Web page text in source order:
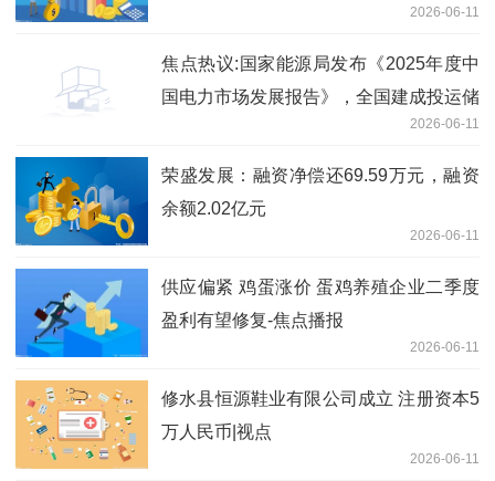
2026-06-11
焦点热议:国家能源局发布《2025年度中
国电力市场发展报告》，全国建成投运储
2026-06-11
荣盛发展：融资净偿还69.59万元，融资
余额2.02亿元
2026-06-11
供应偏紧 鸡蛋涨价 蛋鸡养殖企业二季度
盈利有望修复-焦点播报
2026-06-11
修水县恒源鞋业有限公司成立 注册资本5
万人民币|视点
2026-06-11